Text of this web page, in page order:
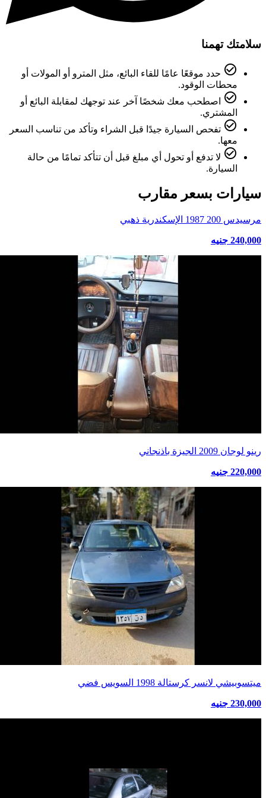
سلامتك تهمنا
check_circle_outline حدد موقعًا عامًا للقاء البائع، مثل المترو أو المولات أو
محطات الوقود.
check_circle_outline
اصطحب معك شخصًا آخر عند توجهك لمقابلة البائع أو
المشتري.
check_circle_outline تفحص السيارة جيدًا قبل الشراء وتأكد من تناسب السعر
معها.
check_circle_outline لا تدفع أو تحول أي مبلغ قبل أن تتأكد تمامًا من حالة
السيارة.
سيارات بسعر مقارب
مرسيدس 200 1987 الإسكندرية ذهبي
240,000 جنيه
رينو لوجان 2009 الجيزة باذنجاني
220,000 جنيه
ميتسوبيشي لانسر كرستالة 1998 السويس فضي
230,000 جنيه